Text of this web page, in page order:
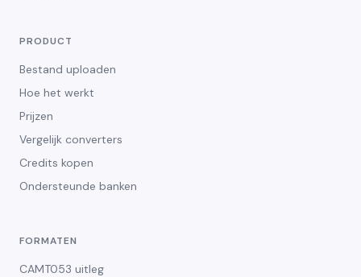
PRODUCT
Bestand uploaden
Hoe het werkt
Prijzen
Vergelijk converters
Credits kopen
Ondersteunde banken
FORMATEN
CAMT053 uitleg